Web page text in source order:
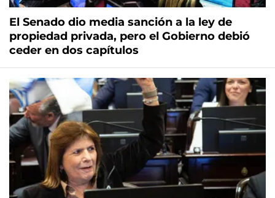
El Senado dio media sanción a la ley de
propiedad privada, pero el Gobierno debió
ceder en dos capítulos